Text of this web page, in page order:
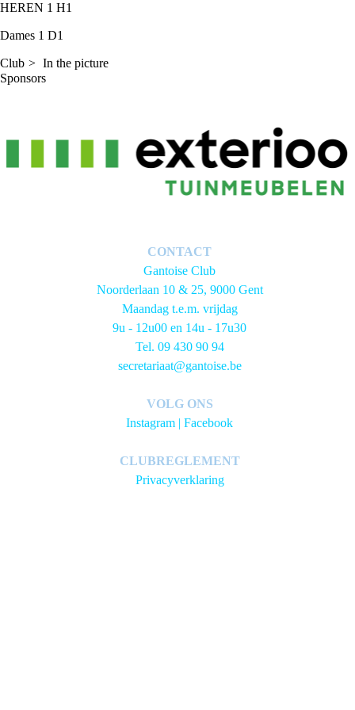
HEREN 1 H1
Dames 1 D1
Club
In the picture
Sponsors
CONTACT
Gantoise Club
Noorderlaan 10 & 25, 9000 Gent
Maandag t.e.m. vrijdag
9u - 12u00 en 14u - 17u30
Tel. 09 430 90 94
secretariaat@gantoise.be
VOLG ONS
Instagram | Facebook
CLUBREGLEMENT
Privacyverklaring